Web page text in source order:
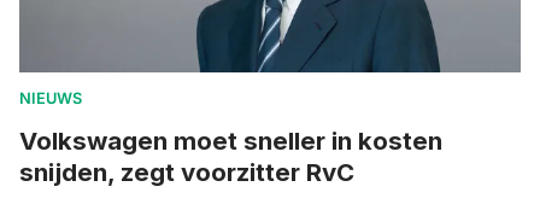
NIEUWS
Volkswagen moet sneller in kosten
snijden, zegt voorzitter RvC